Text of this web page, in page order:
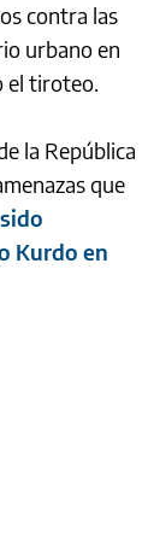
contra las
urbano en
el tiroteo.
la República
que
Kurdo en